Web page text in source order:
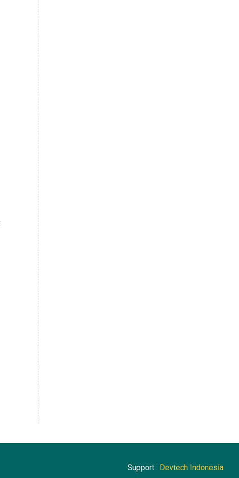
Support : Devtech Indonesia